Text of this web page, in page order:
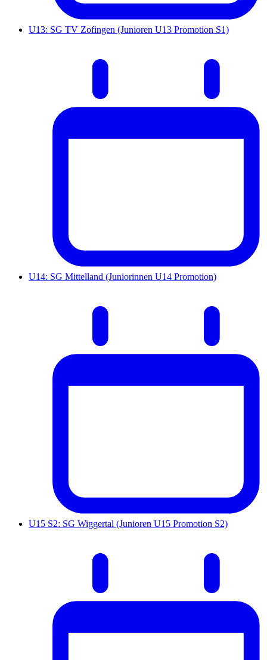
U13: SG TV Zofingen (Junioren U13 Promotion S1)
U14: SG Mittelland (Juniorinnen U14 Promotion)
U15 S2: SG Wiggertal (Junioren U15 Promotion S2)